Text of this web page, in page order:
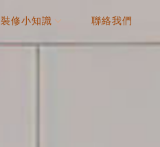
裝修小知識
COLUMN
聯絡我們
CONTACT